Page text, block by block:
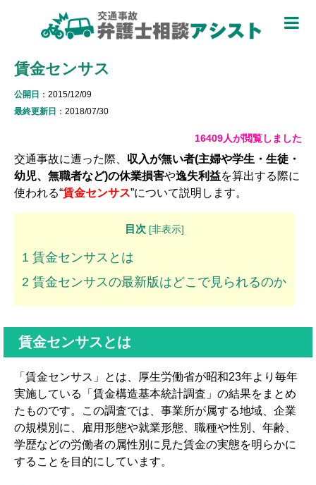
賃金センサス
公開日 ：2015/12/09
最終更新日 ：2018/07/30
16409人が閲覧しました
交通事故に遭った際、 収入が無い者(主婦や学生・生徒・
幼児、無職者など)の休業損害や逸失利益を算出する際に
使われる“賃金センサス”について説明します。
目次 [非表示]
1 賃金センサスとは
2 賃金センサスの最新版はどこで見られるのか
賃金センサスとは
「賃金センサス」とは、厚生労働省が昭和23年より毎年
実施している「賃金構造基本統計調査」の結果をまとめ
たものです。この調査では、事業所が属する地域、企業
の規模別に、雇用形態や就業形態、職種や性別、年齢、
学歴などの労働者の属性別に見た賃金の実態を明らかに
することを目的にしています。
被害者のための基礎知識 ▼
被害者になったら
過失割合について知る
休業損害について知る
加害者側について知る
被害に関する用語を知る
ケガの治療
症状固定
後遺障害認定
慰謝料請求
示談交渉